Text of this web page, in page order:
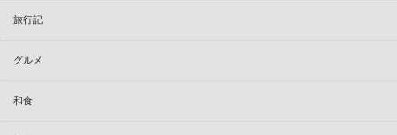
旅行記
グルメ
和食